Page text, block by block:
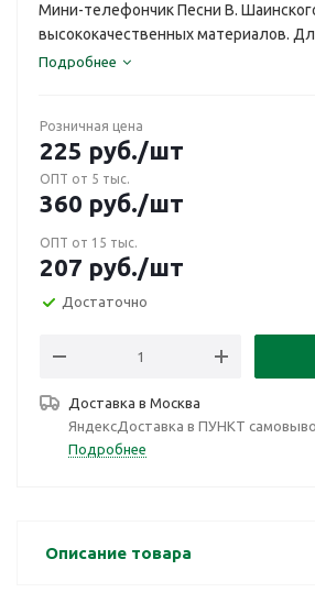
Мини-телефончик Песни В.
высококачественных материалов.
Подробнее
Розничная цена
225 руб./шт
ОПТ от 5 тыс.
360 руб./шт
ОПТ от 15 тыс.
207 руб./шт
Достаточно
Доставка в Москва
ЯндексДоставка в ПУНКТ
Подробнее
Описание товара